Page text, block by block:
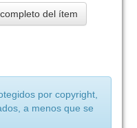
del ítem
por copyright,
a menos que se